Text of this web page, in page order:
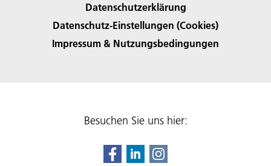
Datenschutzerklärung
Datenschutz-Einstellungen (Cookies)
Impressum & Nutzungsbedingungen
Besuchen Sie uns hier: